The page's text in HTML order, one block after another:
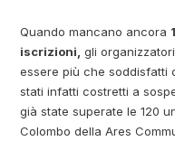
Quando mancano ancora
iscrizioni, gli
essere più che soddisfatti
stati infatti costretti a
già state superate le 120
Colombo della Ares